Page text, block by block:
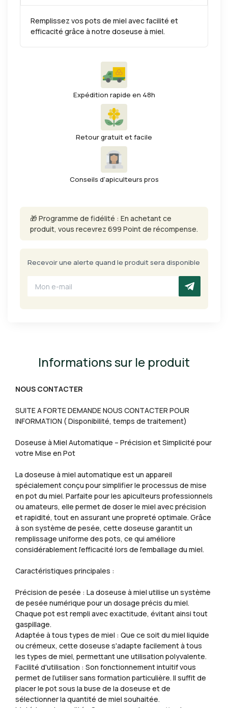
Remplissez vos pots de miel avec facilité et
efficacité grâce à notre doseuse à miel.
Expédition rapide en 48h
Retour gratuit et facile
Conseils d'apiculteurs pros
🎁 Programme de fidélité : En achetant ce
produit, vous recevrez 699 Point de récompense.
Recevoir une alerte quand le produit sera disponible
Informations sur le produit
NOUS CONTACTER
SUITE A FORTE DEMANDE NOUS CONTACTER POUR
INFORMATION ( Disponibilité, temps de traitement)
Doseuse à Miel Automatique – Précision et Simplicité pour
votre Mise en Pot
La doseuse à miel automatique est un appareil
spécialement conçu pour simplifier le processus de mise
en pot du miel. Parfaite pour les apiculteurs professionnels
ou amateurs, elle permet de doser le miel avec précision
et rapidité, tout en assurant une propreté optimale. Grâce
à son système de pesée, cette doseuse garantit un
remplissage uniforme des pots, ce qui améliore
considérablement l'efficacité lors de l'emballage du miel.
Caractéristiques principales :
Précision de pesée : La doseuse à miel utilise un système
de pesée numérique pour un dosage précis du miel.
Chaque pot est rempli avec exactitude, évitant ainsi tout
gaspillage.
Adaptée à tous types de miel : Que ce soit du miel liquide
ou crémeux, cette doseuse s'adapte facilement à tous
les types de miel, permettant une utilisation polyvalente.
Facilité d'utilisation : Son fonctionnement intuitif vous
permet de l’utiliser sans formation particulière. Il suffit de
placer le pot sous la buse de la doseuse et de
sélectionner la quantité de miel souhaitée.